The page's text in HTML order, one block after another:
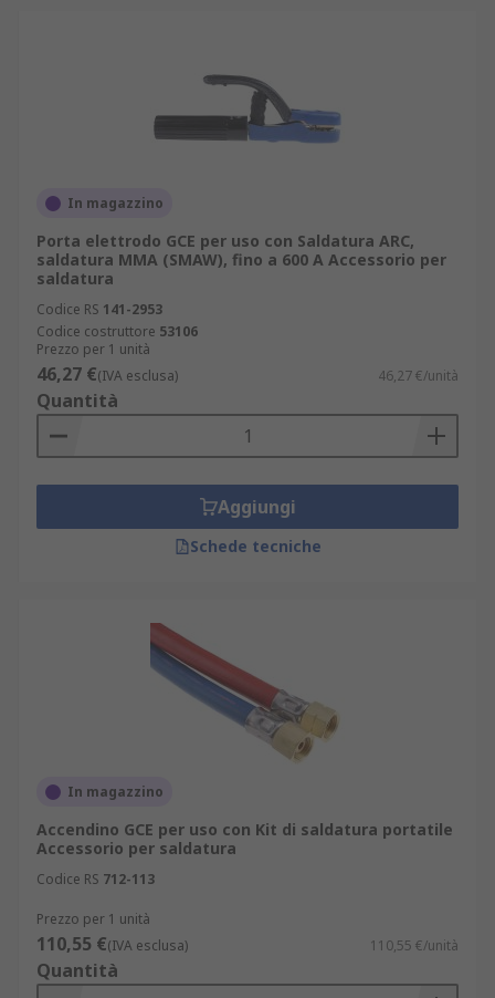
In magazzino
Porta elettrodo GCE per uso con Saldatura ARC,
saldatura MMA (SMAW), fino a 600 A Accessorio per
saldatura
Codice RS 141-2953
Codice costruttore 53106
Prezzo per 1 unità
46,27 €(IVA esclusa) 46,27 €/unità
Quantità
Aggiungi
Schede tecniche
In magazzino
Accendino GCE per uso con Kit di saldatura portatile
Accessorio per saldatura
Codice RS 712-113
Prezzo per 1 unità
110,55 €(IVA esclusa) 110,55 €/unità
Quantità